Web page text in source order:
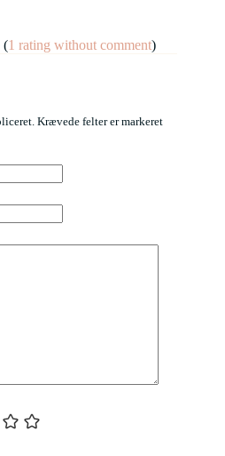
(1 rating without comment)
Krævede felter er markeret